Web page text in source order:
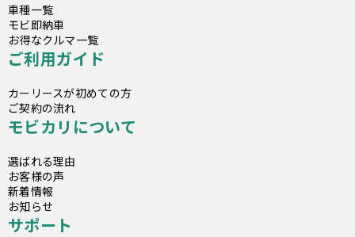
車種一覧
モビ即納車
お得なクルマ一覧
ご利用ガイド
カーリースが初めての方
ご契約の流れ
モビカリについて
選ばれる理由
お客様の声
新着情報
お知らせ
サポート